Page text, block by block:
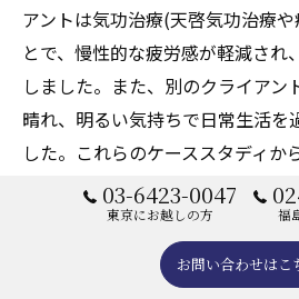
アントは気功治療(天啓気功治療
とで、慢性的な疲労感が軽減され
しました。また、別のクライアン
晴れ、明るい気持ちで日常生活を
した。これらのケーススタディか
功治療(天啓気功治療や療法)は具
し、心身のエネルギーを高める効
天啓気功治療院の遠隔サポートを
に多くの人がこの恩恵を受けられ
03-6423-0047
東京にお越しの方 福
お問い合わせはこ